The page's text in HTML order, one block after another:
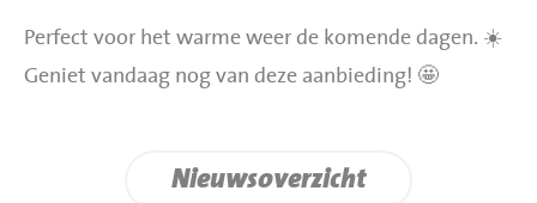
Perfect voor het warme weer de komende dagen. ☀️
Geniet vandaag nog van deze aanbieding! 🤩
Nieuwsoverzicht